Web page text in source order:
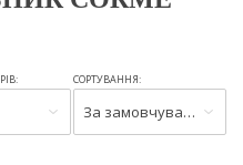
СОРТУВАННЯ:
За замовчуванням